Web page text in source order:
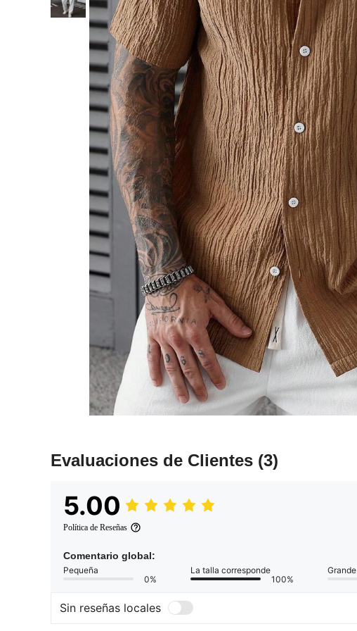
Evaluaciones de Clientes (3)
5.00
Política de Reseñas
Comentario global:
Pequeña
0%
La talla corresponde
100%
Grande
Sin reseñas locales